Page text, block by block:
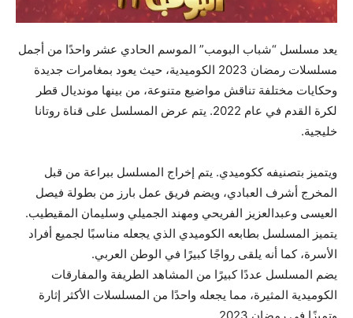
يعد مسلسل “شباب البومب” الموسم الحادي عشر واحدًا من أجمل
مسلسلات رمضان 2023 الكوميدية، حيث يعود بمغامرات جديدة
وحكايات مختلفة تناقش مواضيع متنوعة، من بينها مونديال قطر
لكرة القدم في عام 2022. يتم عرض المسلسل على قناة روتانا
خليجية.
ويتميز بتصنيفه ككوميدي. يتم إخراج المسلسل ببراعة من قبل
المخرج أشرف العبادي، ويضم فريق عمل بارز من بطولة فيصل
العيسى وعبدالعزيز الفريحي ومهند الجميلي وسليمان المقيطيب.
يتميز المسلسل بطابعه الكوميدي الذي يجعله مناسبًا لجميع أفراد
الأسرة، كما أنه يلقى رواجًا كبيرًا في الوطن العربي.
يضم المسلسل عددًا كبيرًا من المشاهد الطريفة والمفارقات
الكوميدية المثيرة، مما يجعله واحدًا من المسلسلات الأكثر إثارة